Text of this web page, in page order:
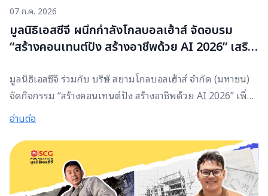
07 ก.ค. 2026
มูลนิธิเอสซีจี ผนึกกำลังโกลบอลเฮ้าส์ จัดอบรม
“สร้างคอนเทนต์ปัง สร้างอาชีพด้วย AI 2026” เสริม
มูลนิธิเอสซีจี ร่วมกับ บริษัท สยามโกลบอลเฮ้าส์ จำกัด (มหาชน)
จัดกิจกรรม “สร้างคอนเทนต์ปัง สร้างอาชีพด้วย AI 2026” เพื่อ
เปิดโอกาสให้เยาวชนและคนรุ่นใหม่ได้เรียนรู้การประยุกต์ใช้ AI
ในการสร้างสรรค์คอนเทนต์ การตลาดออนไลน์ และการสร้างราย
ได้ผ่านแพลตฟอร์มดิจิทัล ผ่านการลงมือปฏิบัติจริง โดยมี
เยาวชนเข้าร่วมอบรมกว่า 60 คน ณ บริษัท สยามโกลบอลเฮ้าส์
จำกัด (มหาชน) จังหวัดร้อยเอ็ด ภายในหลักสูตร ผู้อบรมได้
อ่านต่อ